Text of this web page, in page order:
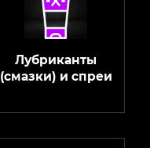
Лубриканты
(смазки) и спреи